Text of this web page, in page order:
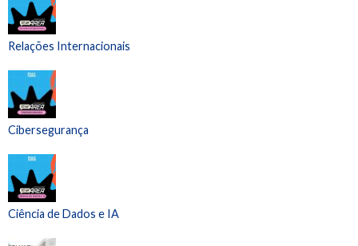
Relações Internacionais
Cibersegurança
Ciência de Dados e IA